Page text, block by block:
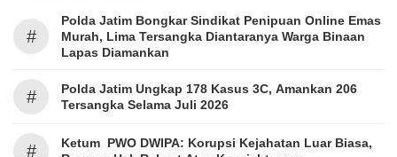
#
Polda Jatim Bongkar Sindikat Penipuan Online Emas
Murah, Lima Tersangka Diantaranya Warga Binaan
Lapas Diamankan
#
Polda Jatim Ungkap 178 Kasus 3C, Amankan 206
Tersangka Selama Juli 2026
#
Ketum PWO DWIPA: Korupsi Kejahatan Luar Biasa,